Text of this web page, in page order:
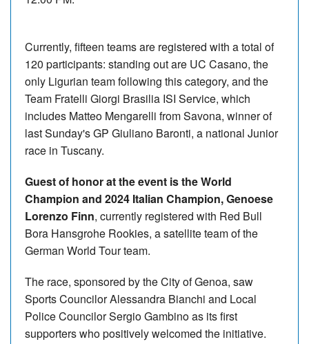
Currently, fifteen teams are registered with a total of
120 participants: standing out are UC Casano, the
only Ligurian team following this category, and the
Team Fratelli Giorgi Brasilia ISI Service, which
includes Matteo Mengarelli from Savona, winner of
last Sunday's GP Giuliano Baronti, a national Junior
race in Tuscany.
Guest of honor at the event is the World
Champion and 2024 Italian Champion, Genoese
Lorenzo Finn, currently registered with Red Bull
Bora Hansgrohe Rookies, a satellite team of the
German World Tour team.
The race, sponsored by the City of Genoa, saw
Sports Councilor Alessandra Bianchi and Local
Police Councilor Sergio Gambino as its first
supporters who positively welcomed the initiative.